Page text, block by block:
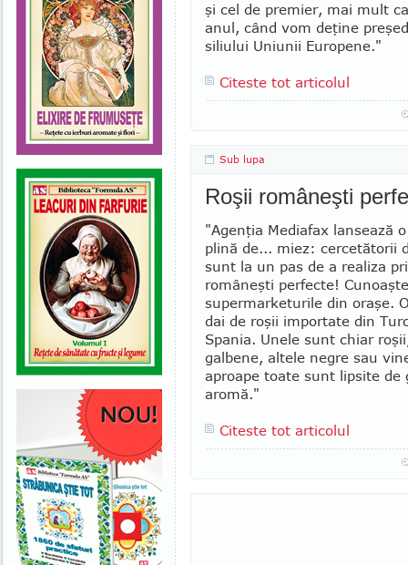
şi cel de premier, mai mult
anul, când vom deţine
siliu­lui Uniunii Europene."
Citeste tot articolul
Sub lupa
Roşii româneşti
"Agenţia Mediafax lansează
plină de... miez: cercetătorii
sunt la un pas de a rea­liza
româneşti perfecte!
super­marketurile din oraşe.
dai de roşii importate din
Spania. Unele sunt chiar
galbene, altele ne­gre sau
aproape toate sunt lipsite de
aromă."
Citeste tot articolul